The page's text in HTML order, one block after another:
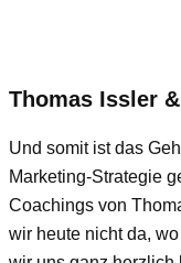
Thomas Issler
Und somit ist das
Marketing-Strategie
Coachings von
wir heute nicht da,